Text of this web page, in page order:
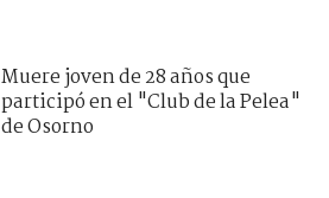
Muere joven de 28 años que
participó en el "Club de la Pelea"
de Osorno